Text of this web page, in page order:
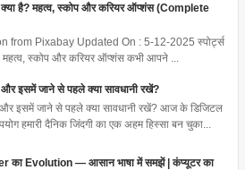
क्या है? महत्व, स्कोप और करियर ऑप्शंस (Complete
from Pixabay Updated On : 5-12-2025 स्पोर्ट्स
महत्व, स्कोप और करियर ऑप्शंस कभी आपने ...
इसमें जाने से पहले क्या सावधानी रखें?
इसमें जाने से पहले क्या सावधानी रखें? आज के डिजिटल
हमारी दैनिक जिंदगी का एक अहम हिस्सा बन चुका...
का Evolution — आसान भाषा में समझें | कंप्यूटर का